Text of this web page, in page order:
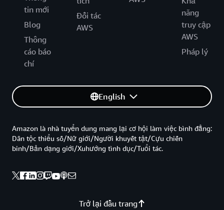
tin mới
Blog
Thông
cáo báo
chí
Đối tác
AWS
năng
truy cập
AWS
Pháp lý
English
Trở lại đầu trang
Amazon là nhà tuyển dung mang lại cơ hội làm việc bình đẳng:
Dân tộc thiểu số/Nữ giới/Người khuyết tật/Cựu chiến
binh/Bản dạng giới/Xuhướng tình dục/Tuổi tác.